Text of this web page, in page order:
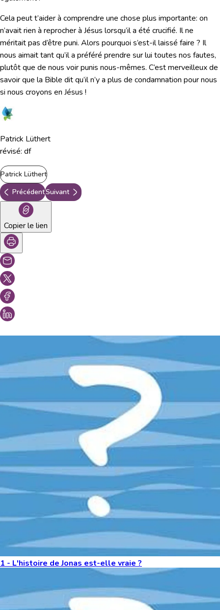
Cela peut t’aider à comprendre une chose plus importante: on
n’avait rien à reprocher à Jésus lorsqu’il a été crucifié. Il ne
méritait pas d’être puni. Alors pourquoi s’est-il laissé faire ? Il
nous aimait tant qu’il a préféré prendre sur lui toutes nos fautes,
plutôt que de nous voir punis nous-mêmes. C’est merveilleux de
savoir que la Bible dit qu’il n’y a plus de condamnation pour nous
si nous croyons en Jésus !
Patrick Lüthert
révisé: df
Patrick Lüthert
PrécédentSuivant
Copier le lien
1 - L'histoire de Jonas est-elle vraie ?